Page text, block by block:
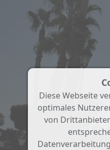
Diese Webseite
optimales
von